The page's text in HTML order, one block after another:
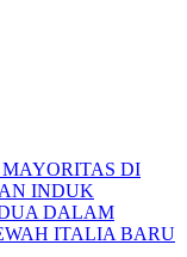
DI
INDUK
DALAM
ITALIA BARU